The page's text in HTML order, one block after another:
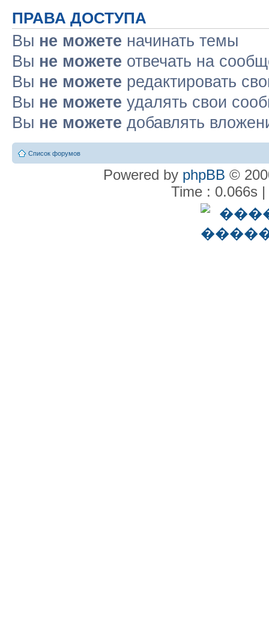
ПРАВА ДОСТУПА
Вы не можете начинать темы
Вы не можете отвечать на
Вы не можете редактировать
Вы не можете удалять свои
Вы не можете добавлять
Список форумов
Powered by phpBB ©
Time : 0.066s